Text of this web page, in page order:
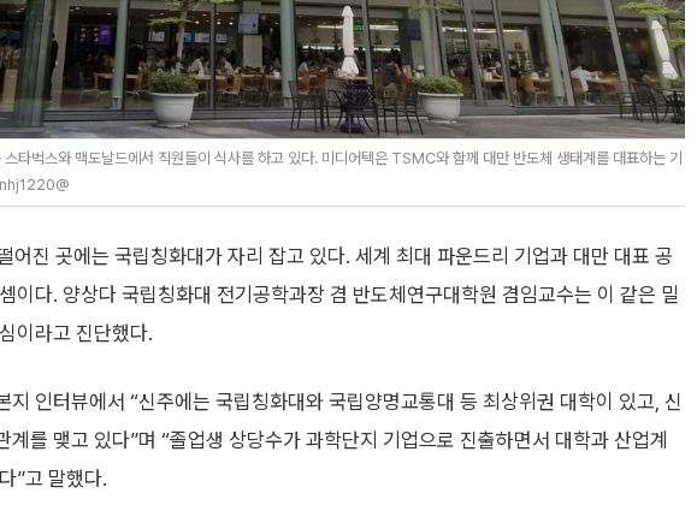
타벅스와 맥도날드에서 직원들이 식사를 하고 있다. 미디어텍은 TSMC와 함께 대만 반도체 생태계를 대표하는 기
어진 곳에는 국립칭화대가 자리 잡고 있다. 세계 최대 파운드리 기업과 대만 대표 공
이다. 양상다 국립칭화대 전기공학과장 겸 반도체연구대학원 겸임교수는 이 같은 밀
이라고 진단했다.
지 인터뷰에서 “신주에는 국립칭화대와 국립양명교통대 등 최상위권 대학이 있고, 신
를 맺고 있다”며 “졸업생 상당수가 과학단지 기업으로 진출하면서 대학과 산업계
”고 말했다.